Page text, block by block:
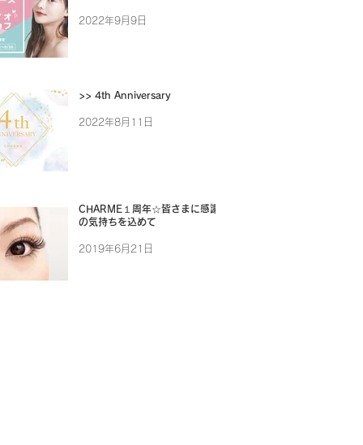
2022年9月9日
>> 4th Anniversary
2022年8月11日
CHARME１周年☆皆さまに感謝
の気持ちを込めて
2019年6月21日